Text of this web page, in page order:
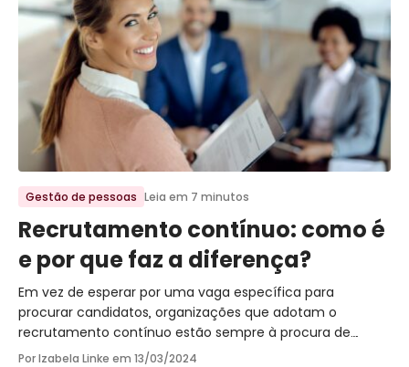
Gestão de pessoas Leia em 7 minutos
Recrutamento contínuo: como é
e por que faz a diferença?
Em vez de esperar por uma vaga específica para
procurar candidatos, organizações que adotam o
recrutamento contínuo estão sempre à procura de
talentos interessados em fazer parte da equipe.
Por Izabela Linke em 13/03/2024